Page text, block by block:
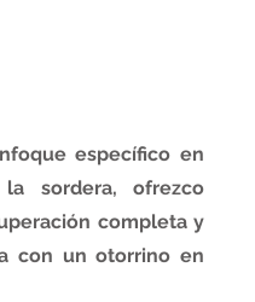
específico en
sordera, ofrezco
completa y
con un otorrino en